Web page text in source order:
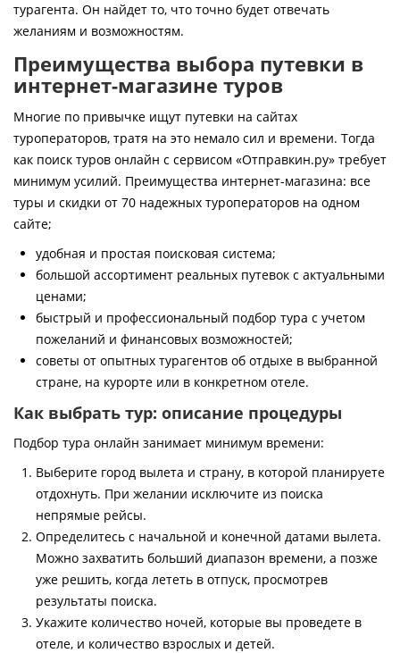
турагента. Он найдет то, что точно будет отвечать
желаниям и возможностям.
Преимущества выбора путевки в
интернет-магазине туров
Многие по привычке ищут путевки на сайтах
туроператоров, тратя на это немало сил и времени. Тогда
как поиск туров онлайн с сервисом «Отправкин.ру» требует
минимум усилий. Преимущества интернет-магазина: все
туры и скидки от 70 надежных туроператоров на одном
сайте;
удобная и простая поисковая система;
большой ассортимент реальных путевок с актуальными
ценами;
быстрый и профессиональный подбор тура с учетом
пожеланий и финансовых возможностей;
советы от опытных турагентов об отдыхе в выбранной
стране, на курорте или в конкретном отеле.
Как выбрать тур: описание процедуры
Подбор тура онлайн занимает минимум времени:
Выберите город вылета и страну, в которой планируете
отдохнуть. При желании исключите из поиска
непрямые рейсы.
Определитесь с начальной и конечной датами вылета.
Можно захватить больший диапазон времени, а позже
уже решить, когда лететь в отпуск, просмотрев
результаты поиска.
Укажите количество ночей, которые вы проведете в
отеле, и количество взрослых и детей.